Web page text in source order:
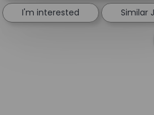
I'm interested Similar